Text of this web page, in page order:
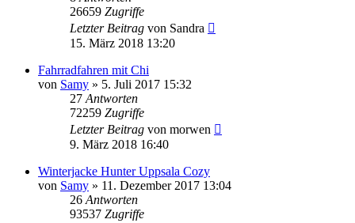
26659 Zugriffe
Letzter Beitrag von Sandra
15. März 2018 13:20
Fahrradfahren mit Chi
von Samy » 5. Juli 2017 15:32
27 Antworten
72259 Zugriffe
Letzter Beitrag von morwen
9. März 2018 16:40
Winterjacke Hunter Uppsala Cozy
von Samy » 11. Dezember 2017 13:04
26 Antworten
93537 Zugriffe